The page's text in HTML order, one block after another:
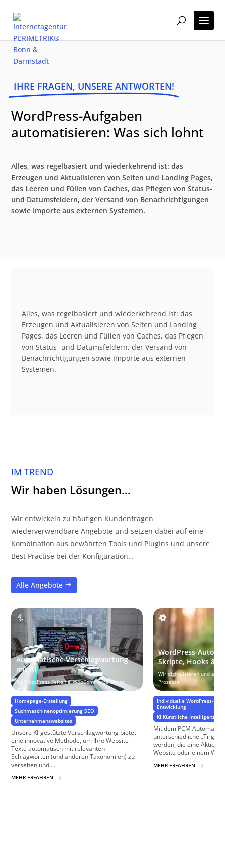
IHRE FRAGEN, UNSERE ANTWORTEN!
WordPress-Aufgaben
automatisieren: Was sich lohnt
Alles, was regelbasiert und wiederkehrend ist: das
Erzeugen und Aktualisieren von Seiten und Landing Pages,
das Leeren und Füllen von Caches, das Pflegen von Status-
und Datumsfeldern, der Versand von Benachrichtigungen
sowie Importe aus externen Systemen.
Alles, was regelbasiert und wiederkehrend ist: das
Erzeugen und Aktualisieren von Seiten und Landing
Pages, das Leeren und Füllen von Caches, das Pflegen
von Status- und Datumsfeldern, der Versand von
Benachrichtigungen sowie Importe aus externen
Systemen.
IM TREND
Wir haben Lösungen…
Wir entwickeln zu häufigen Kundenfragen
wiederverwendbare Angebote und setzen dabei auf eine
Kombination aus bewährten Tools und PlugIns und unsere
Best Practise bei der Konfiguration…
Alle Angebote
Automatische Verschlagwortung
mit KI
für WordPress-Seiten & WooCommerce Shops
Homepage-Erstellung
Suchmaschinenoptimierung SEO
Unternehmenswebsites
Unsere KI-gestützte Verschlagwortung bietet
eine innovative Methode, um Ihre Website-
Texte automatisch mit relevanten
Schlagworten (und anderen Taxonomien) zu
versehen und ...
MEHR ERFAHREN $
WordPress-
Skripte, Hooks &
Wir digitalisieren und
Prozesse
Individuelle WordPress-
Entwicklung
KI Künstliche Intelligenz
Mit dem PCM Automator
unterschiedliche
werden, die eine Aktion
Website oder einem
MEHR ERFAHREN $